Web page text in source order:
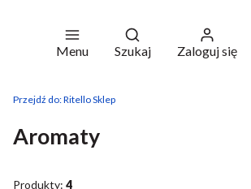
Menu
Otwórz
Szukaj Zaloguj się
Przejdź do:Ritello Sklep
Aromaty
Produkty: 4